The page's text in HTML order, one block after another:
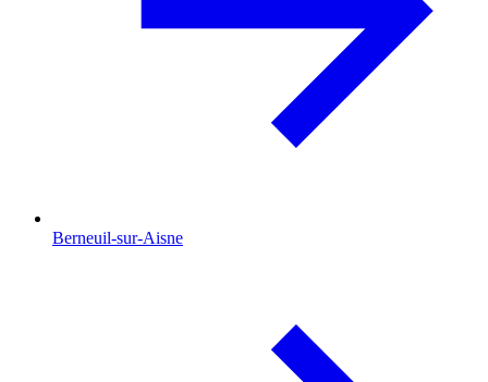
Berneuil-sur-Aisne